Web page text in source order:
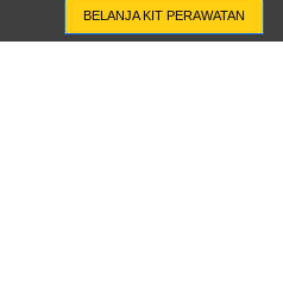
BELANJA KIT PERAWATAN